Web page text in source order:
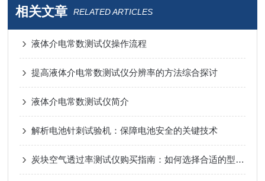
相关文章 RELATED ARTICLES
液体介电常数测试仪操作流程
提高液体介电常数测试仪分辨率的方法综合探讨
液体介电常数测试仪简介
解析电池针刺试验机：保障电池安全的关键技术
炭块空气透过率测试仪购买指南：如何选择合适的型号和品牌